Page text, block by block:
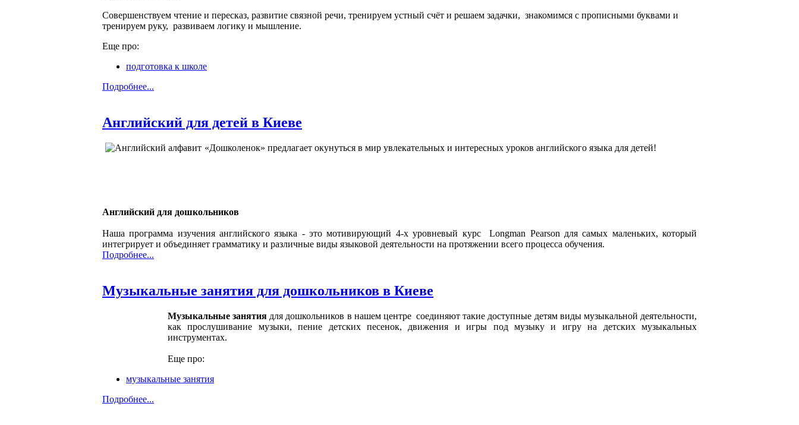
Совершенствуем чтение и пересказ, развитие связной речи, тренируем устный счёт и решаем задачки, знакомимся с прописными буквами и
тренируем руку, развиваем логику и мышление.
Еще про:
подготовка к школе
Подробнее...
Английский для детей в Киеве
«Дошколенок» предлагает окунуться в мир увлекательных и интересных уроков английского языка для детей!
Английский для дошкольников
Наша программа изучения английского языка - это мотивирующий 4-х уровневый курс Longman Pearson для самых маленьких, который
интегрирует и объединяет грамматику и различные виды языковой деятельности на протяжении всего процесса обучения.
Подробнее...
Музыкальные занятия для дошкольников в Киеве
Музыкальные занятия для дошкольников в нашем центре соединяют такие доступные детям виды музыкальной деятельности,
как прослушивание музыки, пение детских песенок, движения и игры под музыку и игру на детских музыкальных
инструментах.
Еще про:
музыкальные занятия
Подробнее...